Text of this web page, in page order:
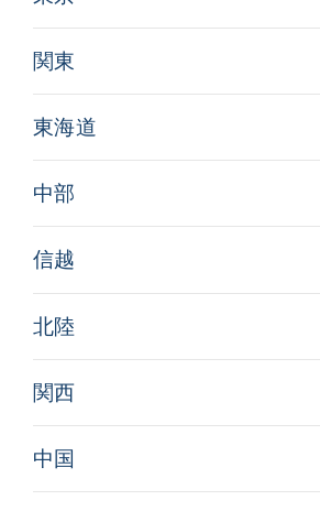
関東
東海道
中部
信越
北陸
関西
中国